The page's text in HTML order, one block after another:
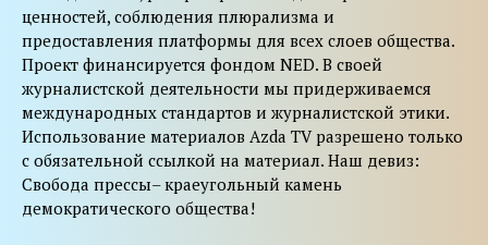
ценностей, соблюдения плюрализма и
предоставления платформы для всех слоев общества.
Проект финансируется фондом NED. В своей
журналистской деятельности мы придерживаемся
международных стандартов и журналистской этики.
Использование материалов Azda TV разрешено только
с обязательной ссылкой на материал. Наш девиз:
Свобода прессы– краеугольный камень
демократического общества!